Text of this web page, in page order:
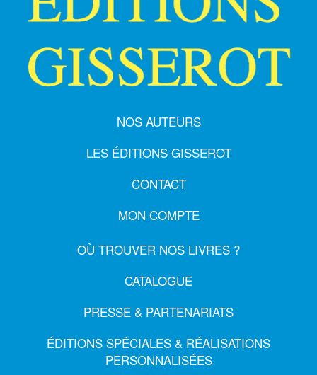
NOS AUTEURS
LES ÉDITIONS GISSEROT
CONTACT
MON COMPTE
OÙ TROUVER NOS LIVRES ?
CATALOGUE
PRESSE & PARTENARIATS
ÉDITIONS SPÉCIALES & RÉALISATIONS
PERSONNALISÉES